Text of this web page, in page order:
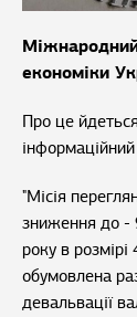
економіки
Про це
"Місія
зниження до -
року в
обумовлена
девальвації